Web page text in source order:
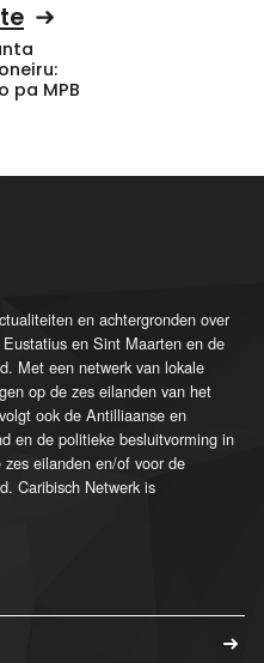
pa MPB
en achtergronden over
en Sint Maarten en de
Met een netwerk van lokale
op de zes eilanden van het
ook de Antilliaanse en
en de politieke besluitvorming in
eilanden en/of voor de
Caribisch Netwerk is